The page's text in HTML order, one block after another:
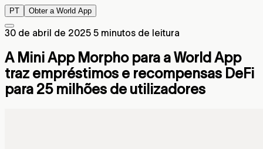
PT Obter a World App
30 de abril de 2025 5 minutos de leitura
A Mini App Morpho para a World App
traz empréstimos e recompensas DeFi
para 25 milhões de utilizadores